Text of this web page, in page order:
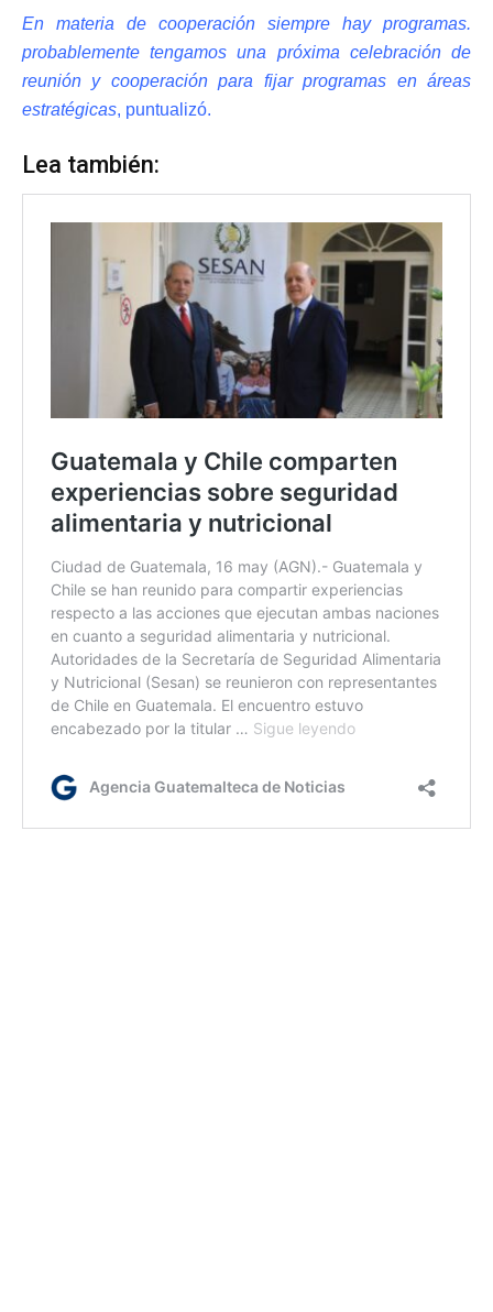
En materia de cooperación siempre hay programas.
probablemente tengamos una próxima celebración de
reunión y cooperación para fijar programas en áreas
estratégicas, puntualizó.
Lea también: